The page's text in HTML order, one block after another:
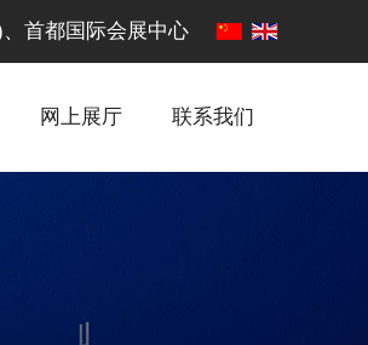
首都国际会展中心
网上展厅 联系我们